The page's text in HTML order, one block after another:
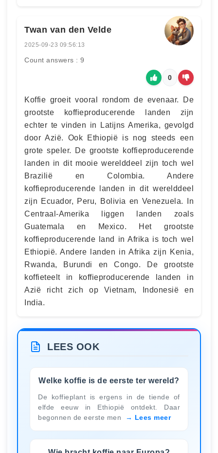
Twan van den Velde
2025-09-23 09:56:13
Count answers : 9
0
Koffie groeit vooral rondom de evenaar. De
grootste koffieproducerende landen zijn
echter te vinden in Latijns Amerika, gevolgd
door Azië. Ook Ethiopië is nog steeds een
grote speler. De grootste koffieproducerende
landen in dit mooie werelddeel zijn toch wel
Brazilië en Colombia. Andere
koffieproducerende landen in dit werelddeel
zijn Ecuador, Peru, Bolivia en Venezuela. In
Centraal-Amerika liggen landen zoals
Guatemala en Mexico. Het grootste
koffieproducerende land in Afrika is toch wel
Ethiopië. Andere landen in Afrika zijn Kenia,
Rwanda, Burundi en Congo. De grootste
koffieteelt in koffieproducerende landen in
Azië richt zich op Vietnam, Indonesië en
India.
LEES OOK
Welke koffie is de eerste ter wereld?
De koffieplant is ergens in de tiende of
elfde eeuw in Ethiopië ontdekt. Daar
begonnen de eerste men
Lees meer